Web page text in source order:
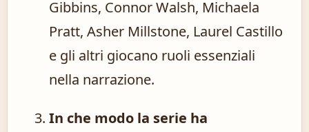
Gibbins, Connor Walsh, Michaela
Pratt, Asher Millstone, Laurel Castillo
e gli altri giocano ruoli essenziali
nella narrazione.
In che modo la serie ha